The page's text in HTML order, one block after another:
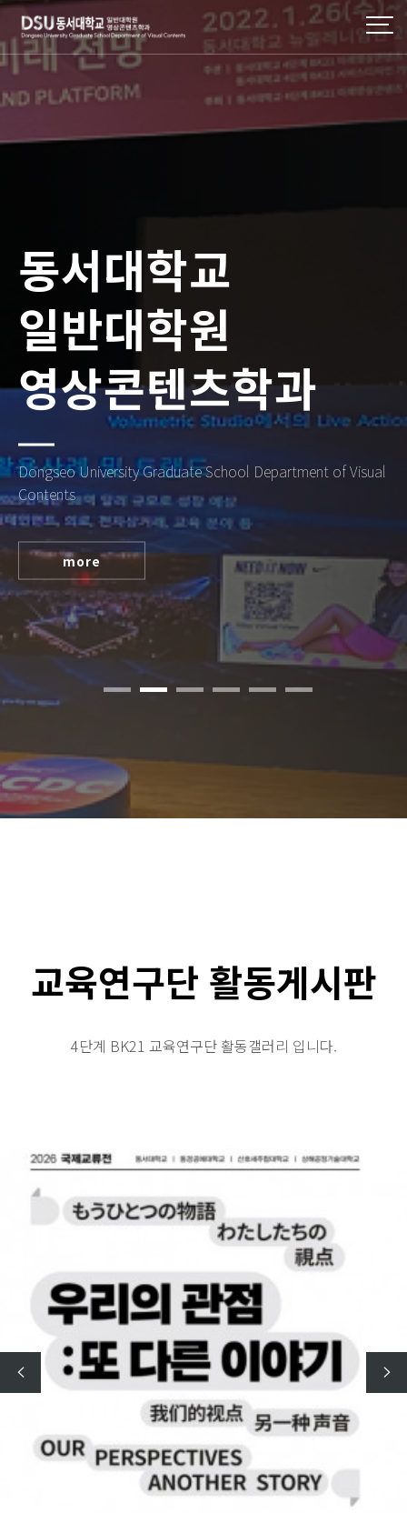
동서대학교
일반대학원
영상콘텐츠학과
Dongseo University Graduate School Department of Visual
Contents
more
교육연구단 활동게시판
4단계 BK21 교육연구단 활동갤러리 입니다.